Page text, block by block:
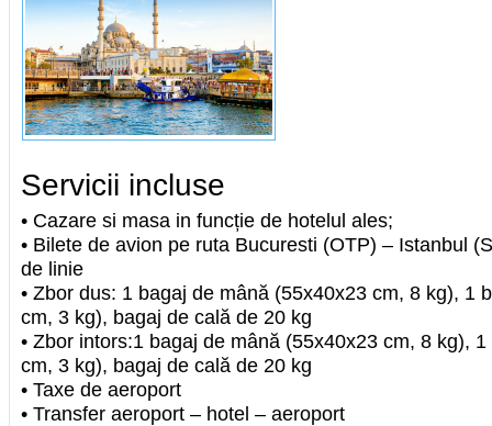
Servicii incluse
• Cazare si masa in funcție de hotelul ales;
• Bilete de avion pe ruta Bucuresti (OTP) – Istanbul
de linie
• Zbor dus: 1 bagaj de mână (55x40x23 cm, 8 kg), 1
cm, 3 kg), bagaj de cală de 20 kg
• Zbor intors:1 bagaj de mână (55x40x23 cm, 8 kg),
cm, 3 kg), bagaj de cală de 20 kg
• Taxe de aeroport
• Transfer aeroport – hotel – aeroport